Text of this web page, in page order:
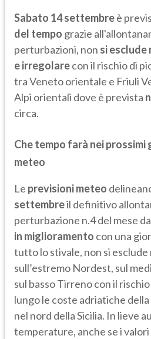
Sabato 14 settembreè
del tempo grazie
perturbazioni, non si
e irregolarecon il rischio di
tra Veneto orientale e Friuli
Alpi orientali dove è prevista
circa.
Che tempo farà nei prossimi
meteo
Le previsioni meteo
settembreil definitivo
perturbazione n.4 del mese
in miglioramento con una
tutto lo stivale, non si
sull’estremo Nordest, sul
sul basso Tirreno con il
lungo le coste adriatiche
nel nord della Sicilia. In lieve
temperature, anche se i